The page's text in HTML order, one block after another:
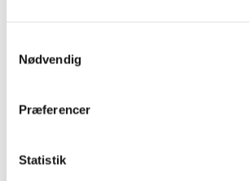
Nødvendig
Præferencer
Statistik
" indikerer påkrævede felter